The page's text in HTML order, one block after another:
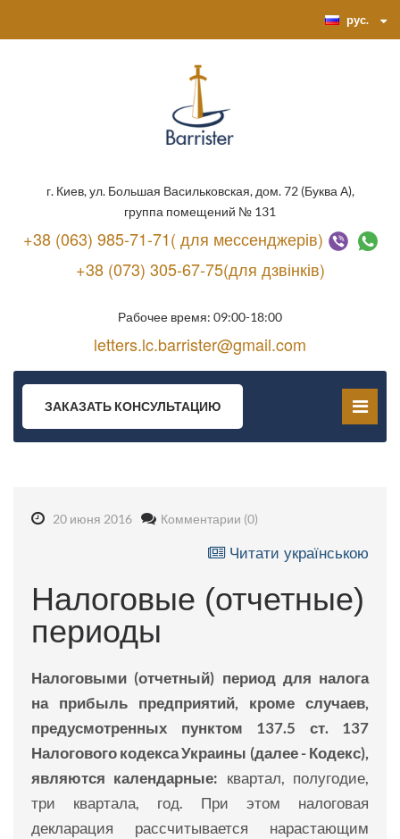
рус.
г. Киев, ул. Большая Васильковская, дом. 72 (Буква А),
группа помещений № 131
+38 (063) 985-71-71( для мессенджерів)
+38 (073) 305-67-75(для дзвінків)
Рабочее время: 09:00-18:00
letters.lc.barrister@gmail.com
ЗАКАЗАТЬ КОНСУЛЬТАЦИЮ
20 июня 2016 Комментарии (0)
Читати українською
Налоговые (отчетные)
периоды
Налоговыми (отчетный) период для налога
на прибыль предприятий, кроме случаев,
предусмотренных пунктом 137.5 ст. 137
Налогового кодекса Украины (далее - Кодекс),
являются календарные: квартал, полугодие,
три квартала, год. При этом налоговая
декларация рассчитывается нарастающим